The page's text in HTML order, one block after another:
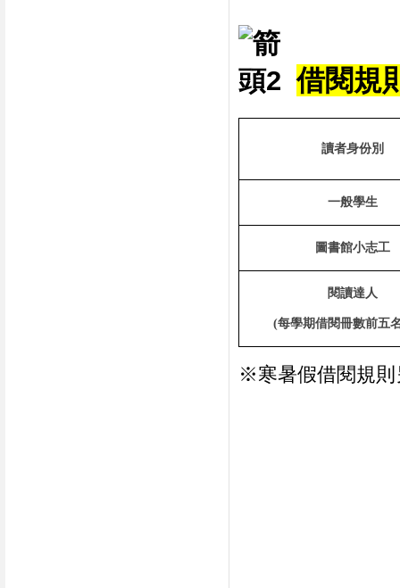
借閱規
讀者身份別
一般學生
圖書館小志工
閱讀達人
(每學期借閱冊數前五
※寒暑假借閱規則